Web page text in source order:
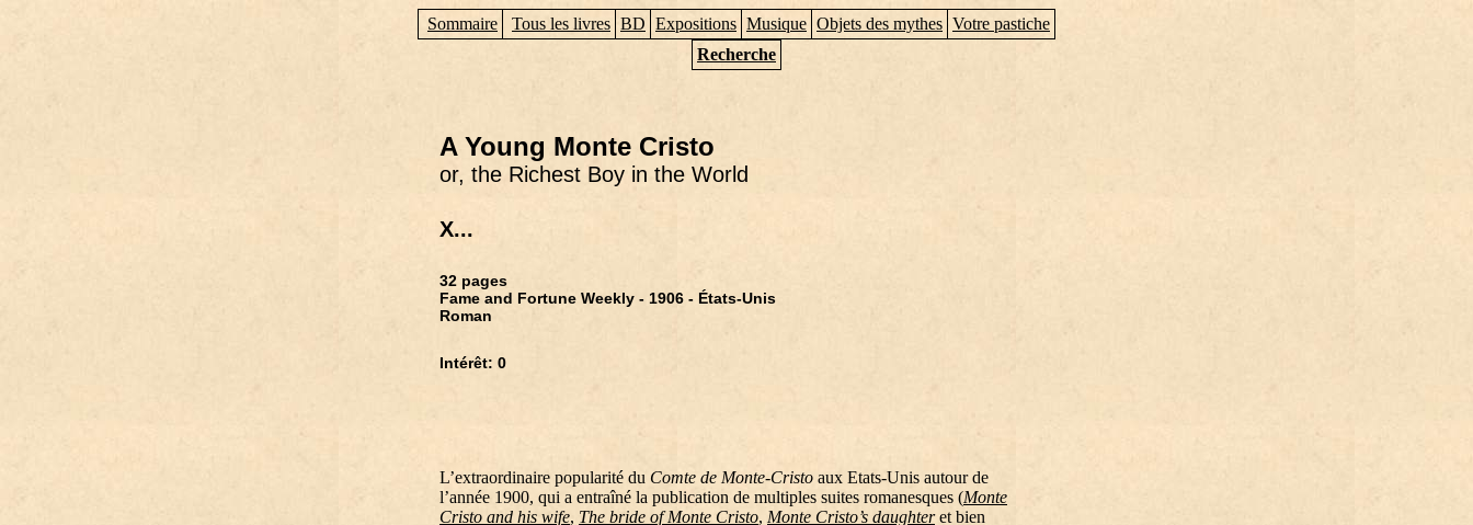
Sommaire Tous les livres BD Expositions Musique Objets des mythes Votre pastiche
Recherche
A Young Monte Cristo
or, the Richest Boy in the World
X...
32 pages
Fame and Fortune Weekly - 1906 - États-Unis
Roman
Intérêt: 0
L’extraordinaire popularité du Comte de Monte-Cristo aux Etats-Unis autour de
l’année 1900, qui a entraîné la publication de multiples suites romanesques (Monte
Cristo and his wife, The bride of Monte Cristo, Monte Cristo’s daughteret bien